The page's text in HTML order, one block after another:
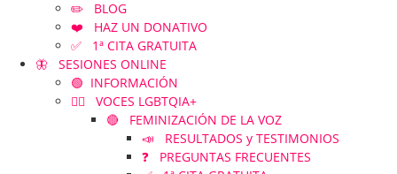
✏️ BLOG
❤️ HAZ UN DONATIVO
✅ 1ª CITA GRATUITA
🦋 SESIONES ONLINE
🟢 INFORMACIÓN
🏳️‍🌈 VOCES LGBTQIA+
🔴 FEMINIZACIÓN DE LA VOZ
📣 RESULTADOS y TESTIMONIOS
❓ PREGUNTAS FRECUENTES